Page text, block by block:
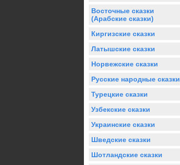
Восточные сказки
(Арабские сказки)
Киргизские сказки
Латышские сказки
Норвежские сказки
Русские народные сказки
Турецкие сказки
Узбекские сказки
Украинские сказки
Шведские сказки
Шотландские сказки